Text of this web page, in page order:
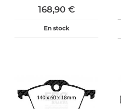
168,90 €
En stock